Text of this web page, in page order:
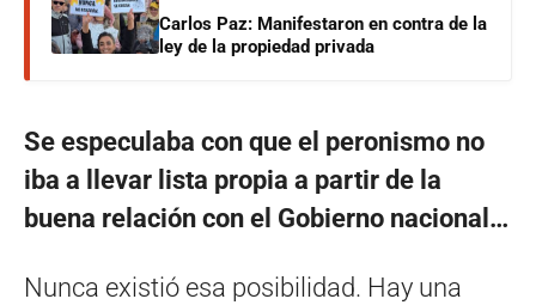
Carlos Paz: Manifestaron en contra de la
ley de la propiedad privada
Se especulaba con que el peronismo no
iba a llevar lista propia a partir de la
buena relación con el Gobierno nacional…
Nunca existió esa posibilidad. Hay una